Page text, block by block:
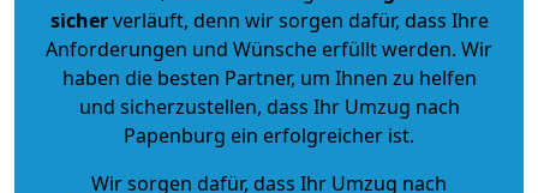
sicherverläuft, denn wir sorgen dafür, dass Ihre
Anforderungen und Wünsche erfüllt werden. Wir
haben die besten Partner, um Ihnen zu helfen
und sicherzustellen, dass Ihr Umzug nach
Papenburg ein erfolgreicher ist.
Wir sorgen dafür, dass Ihr Umzug nach